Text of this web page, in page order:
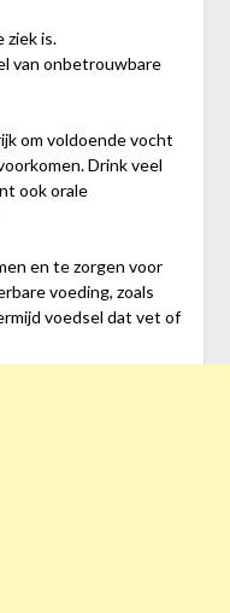
ziek is.
van onbetrouwbare
om voldoende vocht
Drink veel
ook orale
en te zorgen voor
voeding, zoals
voedsel dat vet of